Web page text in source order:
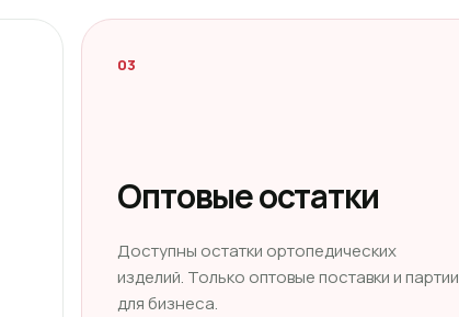
03
Оптовые остатки
Доступны остатки ортопедических
изделий. Только оптовые поставки и партии
для бизнеса.